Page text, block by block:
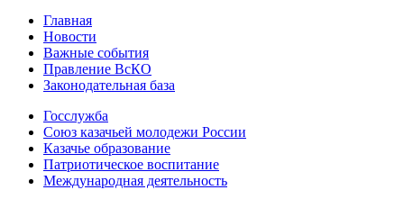
Главная
Новости
Важные события
Правление ВсКО
Законодательная база
Госслужба
Союз казачьей молодежи России
Казачье образование
Патриотическое воспитание
Международная деятельность